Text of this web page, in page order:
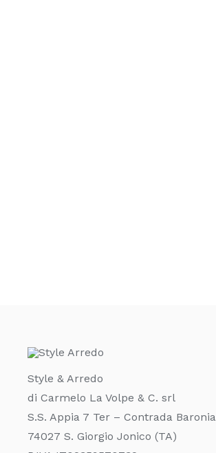
Style & Arredo
di Carmelo La Volpe & C. srl
S.S. Appia 7 Ter – Contrada Baronia
74027 S. Giorgio Jonico (TA)